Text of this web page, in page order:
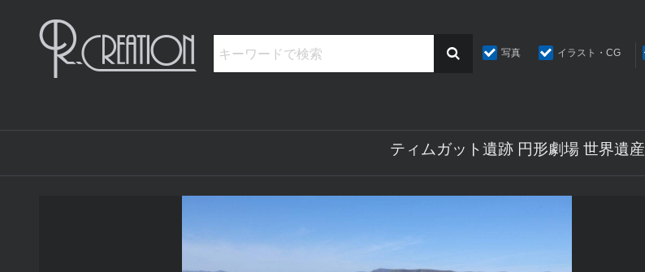
写真 イラスト・CG
ティムガット遺跡 円形劇場 世界遺産